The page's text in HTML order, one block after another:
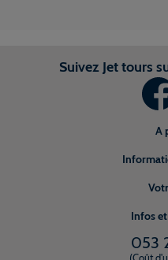
Suivez Jet tours
A
Infos
053